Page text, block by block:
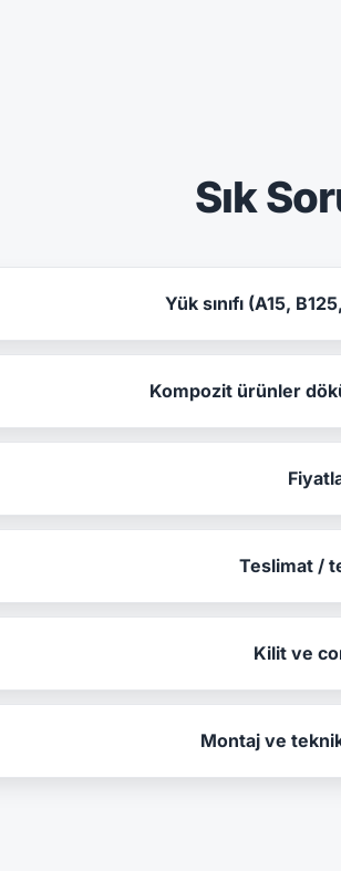
Sık
Yük sınıfı (A15,
Kompozit ürünler
Teslimat /
Kilit ve
Montaj ve